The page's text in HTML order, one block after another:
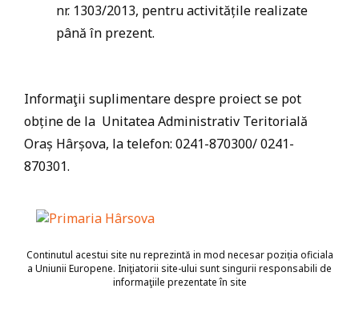
nr. 1303/2013, pentru activitățile realizate
până în prezent.
Informaţii suplimentare despre proiect se pot
obține de la Unitatea Administrativ Teritorială
Oraș Hârșova, la telefon: 0241-870300/ 0241-
870301.
Continutul acestui site nu reprezintă in mod necesar poziția oficiala
a Uniunii Europene. Iniţiatorii site-ului sunt singurii responsabili de
informaţiile prezentate în site